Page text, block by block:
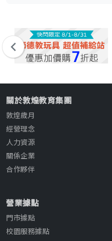
關於敦煌教育集團
敦煌歲月
經營理念
人力資源
關係企業
合作夥伴
營業據點
門市據點
校園服務據點